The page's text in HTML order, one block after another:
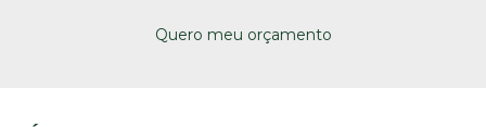
Quero meu orçamento